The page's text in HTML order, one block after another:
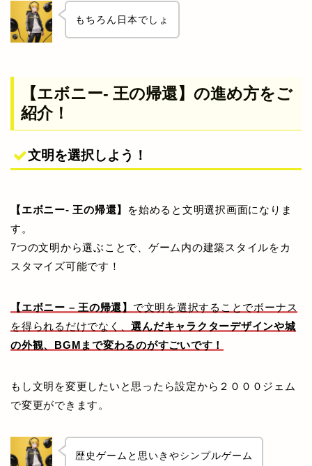
もちろん日本でしょ
【エボニー- 王の帰還】の進め方をご
紹介！
文明を選択しよう！
【エボニー- 王の帰還】
を始めると文明選択画面になりま
す。
7つの文明から選ぶことで、ゲーム内の建築スタイルをカ
スタマイズ可能です！
【エボニー – 王の帰還】 で文明を選択することでボーナス
を得られるだけでなく、選んだキャラクターデザインや城
の外観、BGMまで変わるのがすごいです！
もし文明を変更したいと思ったら設定から２０００ジェム
で変更ができます。
歴史ゲームと思いきやシンプルゲーム